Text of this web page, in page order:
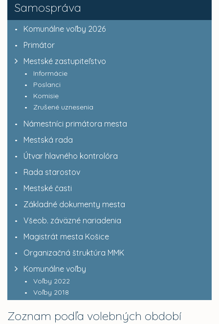
Samospráva
Komunálne voľby 2026
Primátor
Mestské zastupiteľstvo
Informácie
Poslanci
Komisie
Zrušené uznesenia
Námestníci primátora mesta
Mestská rada
Útvar hlavného kontrolóra
Rada starostov
Mestské časti
Základné dokumenty mesta
Všeob. záväzné nariadenia
Magistrát mesta Košice
Organizačná štruktúra MMK
Komunálne voľby
Voľby 2022
Voľby 2018
Zoznam podľa volebných období